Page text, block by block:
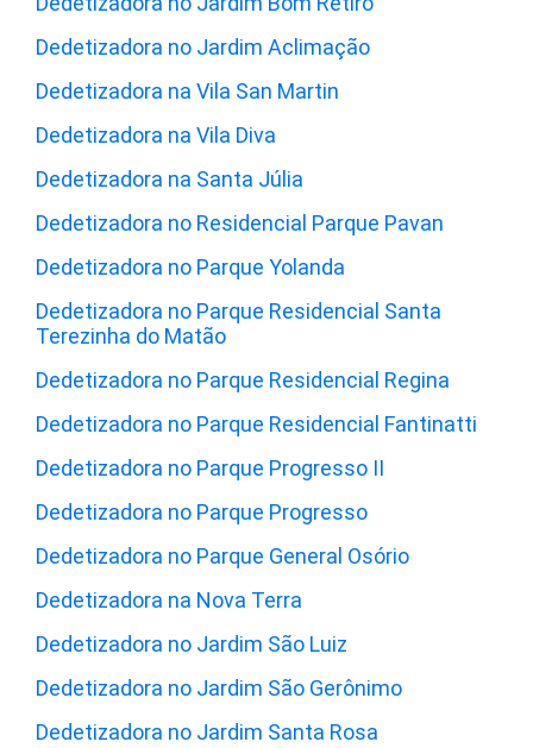
Dedetizadora no Jardim Aclimação
Dedetizadora na Vila San Martin
Dedetizadora na Vila Diva
Dedetizadora na Santa Júlia
Dedetizadora no Residencial Parque Pavan
Dedetizadora no Parque Yolanda
Dedetizadora no Parque Residencial Santa
Terezinha do Matão
Dedetizadora no Parque Residencial Regina
Dedetizadora no Parque Residencial Fantinatti
Dedetizadora no Parque Progresso II
Dedetizadora no Parque Progresso
Dedetizadora no Parque General Osório
Dedetizadora na Nova Terra
Dedetizadora no Jardim São Luiz
Dedetizadora no Jardim São Gerônimo
Dedetizadora no Jardim Santa Rosa